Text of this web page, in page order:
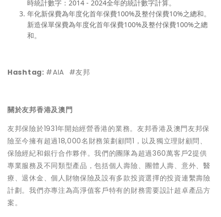
時統計數字：2014 - 2024全年的統計數字計算。
年化新保費為年度化首年保費100%及整付保費10%之總和。
新造保單保費為年度化首年保費100%及整付保費100%之總
和。
Hashtag: #AIA #友邦
關於友邦香港及澳門
友邦保險於1931年開始經營香港的業務。友邦香港及澳門友邦保
險至今擁有超過18,000名財務策劃顧問1，以及獨立理財顧問、
保險經紀和銀行合作夥伴。我們的團隊為超過360萬客戶2提供
專業服務及不同類型產品，包括個人壽險、團體人壽、意外、醫
療、退休金、個人財物保險及設有多款投資選擇的投資連繫壽險
計劃。我們亦專注為高淨值客戶特有的財務需要設計超卓產品方
案。